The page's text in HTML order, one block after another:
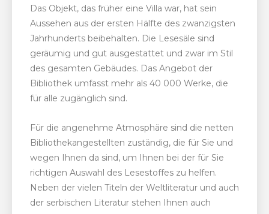
Das Objekt, das früher eine Villa war, hat sein
Aussehen aus der ersten Hälfte des zwanzigsten
Jahrhunderts beibehalten. Die Lesesäle sind
geräumig und gut ausgestattet und zwar im Stil
des gesamten Gebäudes. Das Angebot der
Bibliothek umfasst mehr als 40 000 Werke, die
für alle zugänglich sind.
Für die angenehme Atmosphäre sind die netten
Bibliothekangestellten zuständig, die für Sie und
wegen Ihnen da sind, um Ihnen bei der für Sie
richtigen Auswahl des Lesestoffes zu helfen.
Neben der vielen Titeln der Weltliteratur und auch
der serbischen Literatur stehen Ihnen auch